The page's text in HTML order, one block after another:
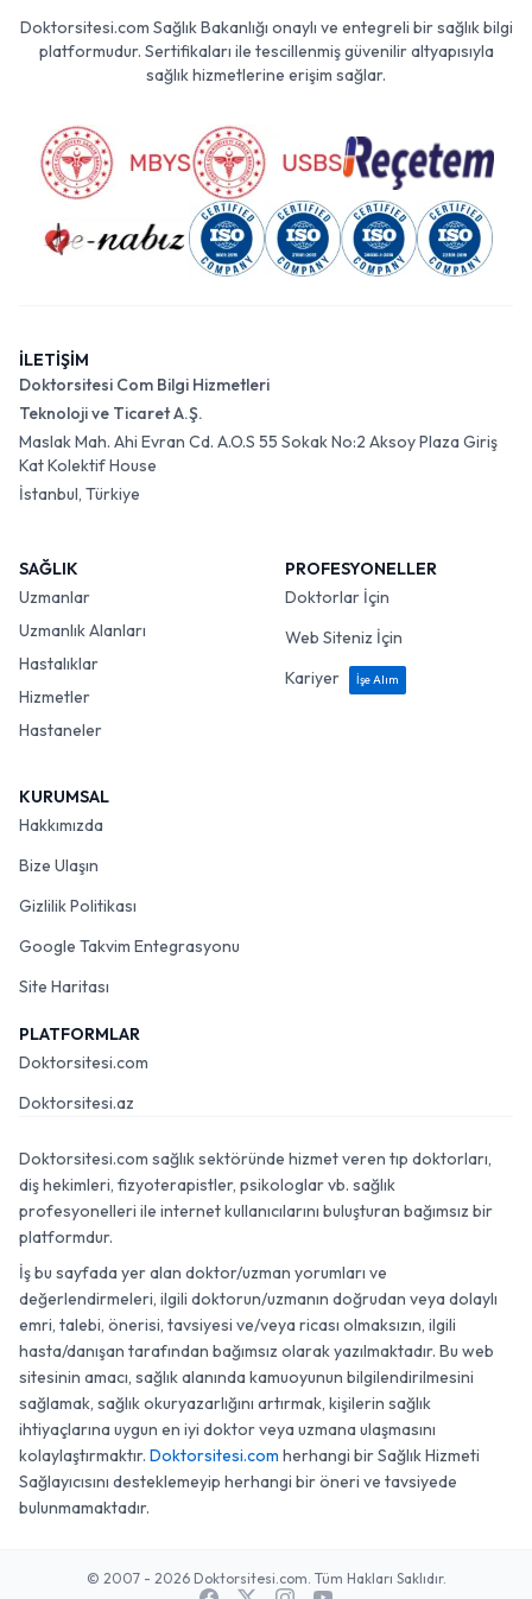
Doktorsitesi.com Sağlık Bakanlığı onaylı ve entegreli bir sağlık bilgi
platformudur. Sertifikaları ile tescillenmiş güvenilir altyapısıyla
sağlık hizmetlerine erişim sağlar.
İLETİŞİM
Doktorsitesi Com Bilgi Hizmetleri
Teknoloji ve Ticaret A.Ş.
Maslak Mah. Ahi Evran Cd. A.O.S 55 Sokak No:2 Aksoy Plaza Giriş
Kat Kolektif House
İstanbul, Türkiye
SAĞLIK
Uzmanlar
Uzmanlık Alanları
Hastalıklar
Hizmetler
Hastaneler
PROFESYONELLER
Doktorlar İçin
Web Siteniz İçin
Kariyer
İşe Alım
KURUMSAL
Hakkımızda
Bize Ulaşın
Gizlilik Politikası
Google Takvim Entegrasyonu
Site Haritası
PLATFORMLAR
Doktorsitesi.com
Doktorsitesi.az
Doktorsitesi.com sağlık sektöründe hizmet veren tıp doktorları,
diş hekimleri, fizyoterapistler, psikologlar vb. sağlık
profesyonelleri ile internet kullanıcılarını buluşturan bağımsız bir
platformdur.
İş bu sayfada yer alan doktor/uzman yorumları ve
değerlendirmeleri, ilgili doktorun/uzmanın doğrudan veya dolaylı
emri, talebi, önerisi, tavsiyesi ve/veya ricası olmaksızın, ilgili
hasta/danışan tarafından bağımsız olarak yazılmaktadır. Bu web
sitesinin amacı, sağlık alanında kamuoyunun bilgilendirilmesini
sağlamak, sağlık okuryazarlığını artırmak, kişilerin sağlık
ihtiyaçlarına uygun en iyi doktor veya uzmana ulaşmasını
kolaylaştırmaktır. Doktorsitesi.com herhangi bir Sağlık Hizmeti
Sağlayıcısını desteklemeyip herhangi bir öneri ve tavsiyede
bulunmamaktadır.
© 2007 - 2026 Doktorsitesi.com. Tüm Hakları Saklıdır.